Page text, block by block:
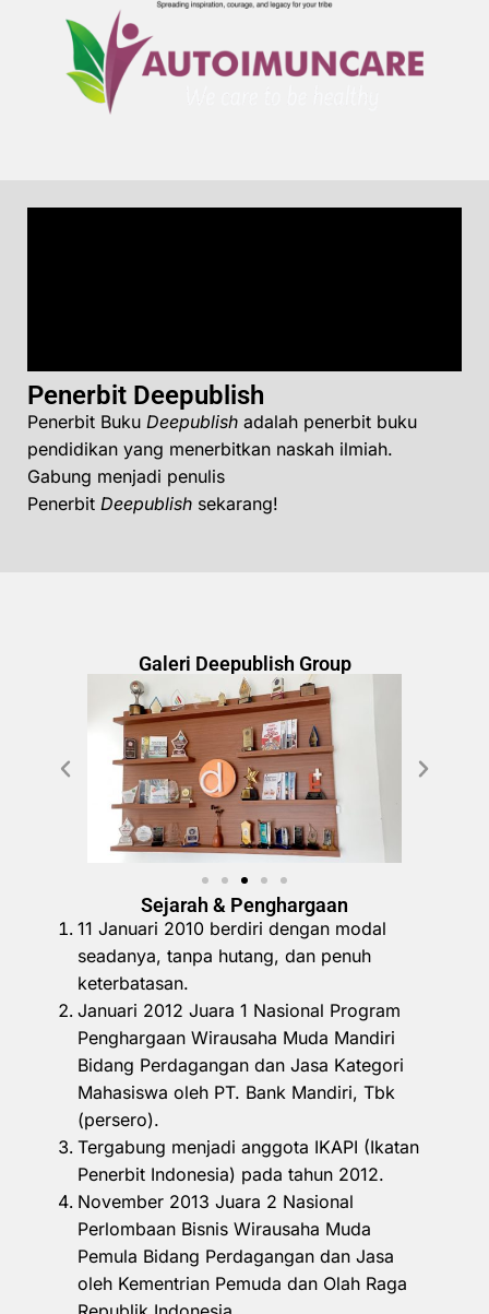
Penerbit Deepublish
Penerbit Buku Deepublish adalah penerbit buku
pendidikan yang menerbitkan naskah ilmiah.
Gabung menjadi penulis
Penerbit Deepublish sekarang!
Galeri Deepublish Group
Sejarah & Penghargaan
11 Januari 2010 berdiri dengan modal
seadanya, tanpa hutang, dan penuh
keterbatasan.
Januari 2012 Juara 1 Nasional Program
Penghargaan Wirausaha Muda Mandiri
Bidang Perdagangan dan Jasa Kategori
Mahasiswa oleh PT. Bank Mandiri, Tbk
(persero).
Tergabung menjadi anggota IKAPI (Ikatan
Penerbit Indonesia) pada tahun 2012.
November 2013 Juara 2 Nasional
Perlombaan Bisnis Wirausaha Muda
Pemula Bidang Perdagangan dan Jasa
oleh Kementrian Pemuda dan Olah Raga